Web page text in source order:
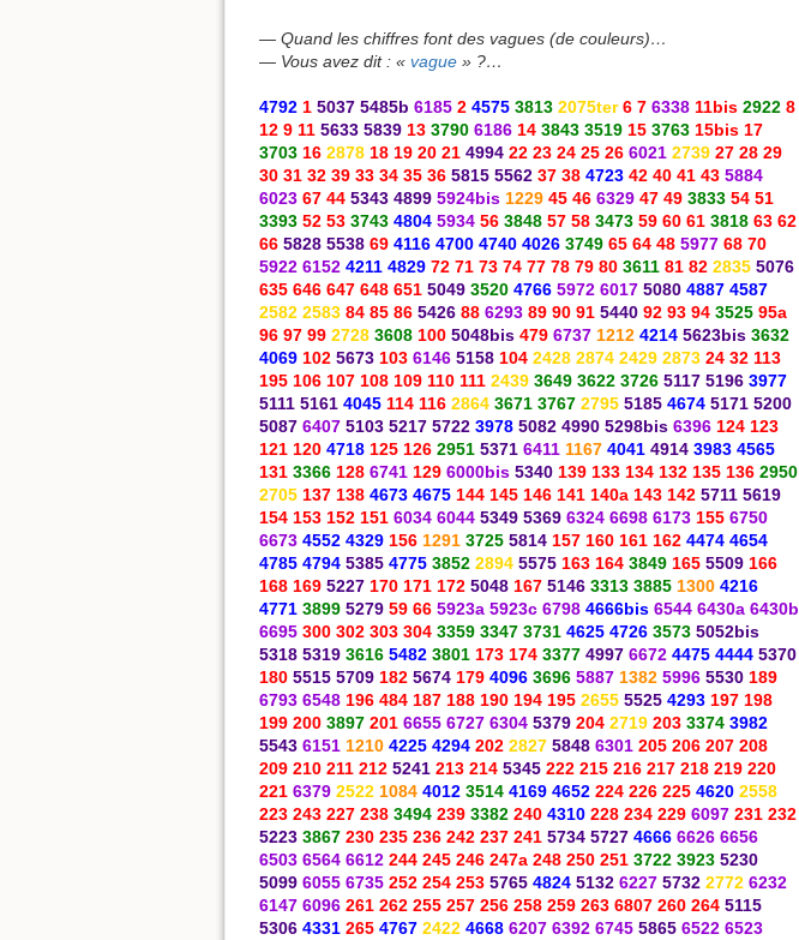
— Quand les chiffres font des vagues (de couleurs)…
— Vous avez dit : « vague » ?…
4792 1 5037 5485b 6185 2 4575 3813 2075ter 6 7 6338 11bis 2922 8
12 9 11 5633 5839 13 3790 6186 14 3843 3519 15 3763 15bis 17
3703 16 2878 18 19 20 21 4994 22 23 24 25 26 6021 2739 27 28 29
30 31 32 39 33 34 35 36 5815 5562 37 38 4723 42 40 41 43 5884
6023 67 44 5343 4899 5924bis 1229 45 46 6329 47 49 3833 54 51
3393 52 53 3743 4804 5934 56 3848 57 58 3473 59 60 61 3818 63 62
66 5828 5538 69 4116 4700 4740 4026 3749 65 64 48 5977 68 70
5922 6152 4211 4829 72 71 73 74 77 78 79 80 3611 81 82 2835 5076
635 646 647 648 651 5049 3520 4766 5972 6017 5080 4887 4587
2582 2583 84 85 86 5426 88 6293 89 90 91 5440 92 93 94 3525 95a
96 97 99 2728 3608 100 5048bis 479 6737 1212 4214 5623bis 3632
4069 102 5673 103 6146 5158 104 2428 2874 2429 2873 24 32 113
195 106 107 108 109 110 111 2439 3649 3622 3726 5117 5196 3977
5111 5161 4045 114 116 2864 3671 3767 2795 5185 4674 5171 5200
5087 6407 5103 5217 5722 3978 5082 4990 5298bis 6396 124 123
121 120 4718 125 126 2951 5371 6411 1167 4041 4914 3983 4565
131 3366 128 6741 129 6000bis 5340 139 133 134 132 135 136 2950
2705 137 138 4673 4675 144 145 146 141 140a 143 142 5711 5619
154 153 152 151 6034 6044 5349 5369 6324 6698 6173 155 6750
6673 4552 4329 156 1291 3725 5814 157 160 161 162 4474 4654
4785 4794 5385 4775 3852 2894 5575 163 164 3849 165 5509 166
168 169 5227 170 171 172 5048 167 5146 3313 3885 1300 4216
4771 3899 5279 59 66 5923a 5923c 6798 4666bis 6544 6430a 6430b
6695 300 302 303 304 3359 3347 3731 4625 4726 3573 5052bis
5318 5319 3616 5482 3801 173 174 3377 4997 6672 4475 4444 5370
180 5515 5709 182 5674 179 4096 3696 5887 1382 5996 5530 189
6793 6548 196 484 187 188 190 194 195 2655 5525 4293 197 198
199 200 3897 201 6655 6727 6304 5379 204 2719 203 3374 3982
5543 6151 1210 4225 4294 202 2827 5848 6301 205 206 207 208
209 210 211 212 5241 213 214 5345 222 215 216 217 218 219 220
221 6379 2522 1084 4012 3514 4169 4652 224 226 225 4620 2558
223 243 227 238 3494 239 3382 240 4310 228 234 229 6097 231 232
5223 3867 230 235 236 242 237 241 5734 5727 4666 6626 6656
6503 6564 6612 244 245 246 247a 248 250 251 3722 3923 5230
5099 6055 6735 252 254 253 5765 4824 5132 6227 5732 2772 6232
6147 6096 261 262 255 257 256 258 259 263 6807 260 264 5115
5306 4331 265 4767 2422 4668 6207 6392 6745 5865 6522 6523